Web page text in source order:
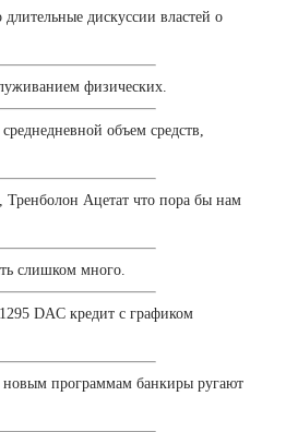
дискуссии властей о
физических.
объем средств,
Ацетат что пора бы нам
слишком много.
DAC кредит с графиком
программам банкиры ругают